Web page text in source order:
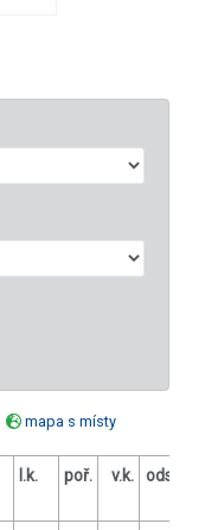
mapa s místy
l.k. poř. v.k.
odstup